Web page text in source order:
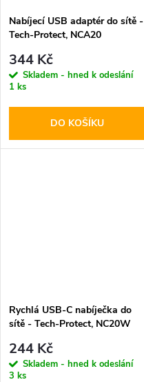
Nabíjecí USB adaptér do sítě -
Tech-Protect, NCA20
344 Kč
Skladem - hned k odeslání
1 ks
DO KOŠÍKU
Rychlá USB-C nabíječka do
sítě - Tech-Protect, NC20W
244 Kč
Skladem - hned k odeslání
3 ks